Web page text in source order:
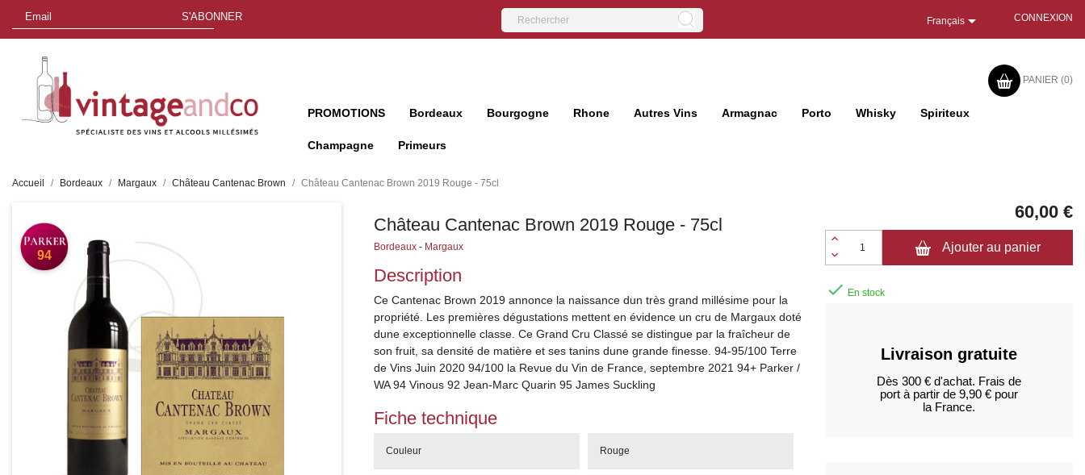
S'ABONNER Français CONNEXION
PANIER (0)
PROMOTIONS Bordeaux Bourgogne Rhone Autres Vins Armagnac Porto Whisky Spiriteux
Champagne Primeurs
Accueil Bordeaux Margaux Château Cantenac Brown Château Cantenac Brown 2019 Rouge - 75cl
94
Château Cantenac Brown 2019 Rouge - 75cl
Bordeaux- Margaux
Description
Ce Cantenac Brown 2019 annonce la naissance dun très grand millésime pour la
propriété. Les premières dégustations mettent en évidence un cru de Margaux doté
dune exceptionnelle classe. Ce Grand Cru Classé se distingue par la fraîcheur de
son fruit, sa densité de matière et ses tanins dune grande finesse. 94-95/100 Terre
de Vins Juin 2020 94/100 la Revue du Vin de France, septembre 2021 94+ Parker /
WA 94 Vinous 92 Jean-Marc Quarin 95 James Suckling
Fiche technique
Couleur Rouge
60,00 €
Ajouter au panier
 En stock
Livraison gratuite
Dès 300 € d'achat. Frais de
port à partir de 9,90 € pour
la France.